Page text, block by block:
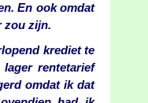
En ook omdat
zou zijn.
krediet te
rentetarief
omdat ik dat